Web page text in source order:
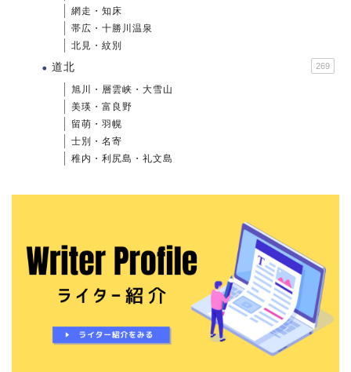
網走・知床
帯広・十勝川温泉
北見・紋別
道北 269
旭川・層雲峡・大雪山
美瑛・富良野
留萌・羽幌
士別・名寄
稚内・利尻島・礼文島